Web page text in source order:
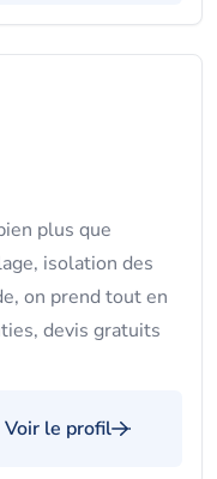
plus que
isolation des
on prend tout en
devis gratuits
Voir le profil